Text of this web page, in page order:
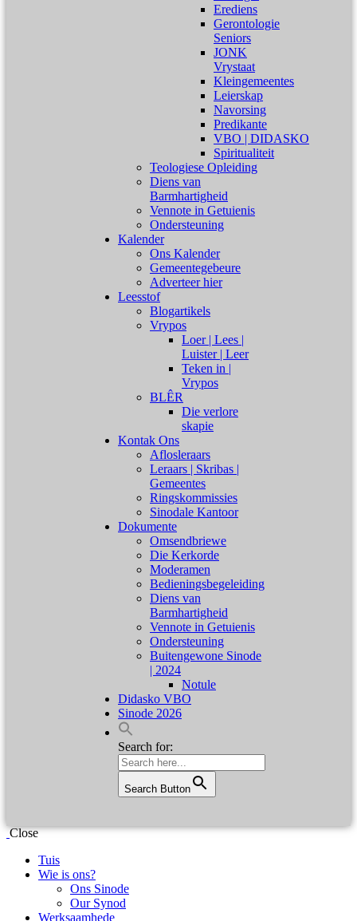
Erediens
Gerontologie
Seniors
JONK
Vrystaat
Kleingemeentes
Leierskap
Navorsing
Predikante
VBO | DIDASKO
Spiritualiteit
Teologiese Opleiding
Diens van
Barmhartigheid
Vennote in Getuienis
Ondersteuning
Kalender
Ons Kalender
Gemeentegebeure
Adverteer hier
Leesstof
Blogartikels
Vrypos
Loer | Lees |
Luister | Leer
Teken in |
Vrypos
BLÊR
Die verlore
skapie
Kontak Ons
Aflosleraars
Leraars | Skribas |
Gemeentes
Ringskommissies
Sinodale Kantoor
Dokumente
Omsendbriewe
Die Kerkorde
Moderamen
Bedieningsbegeleiding
Diens van
Barmhartigheid
Vennote in Getuienis
Ondersteuning
Buitengewone Sinode
| 2024
Notule
Didasko VBO
Sinode 2026
Search for:
Search Button
Close
Tuis
Wie is ons?
Ons Sinode
Our Synod
Werksaamhede